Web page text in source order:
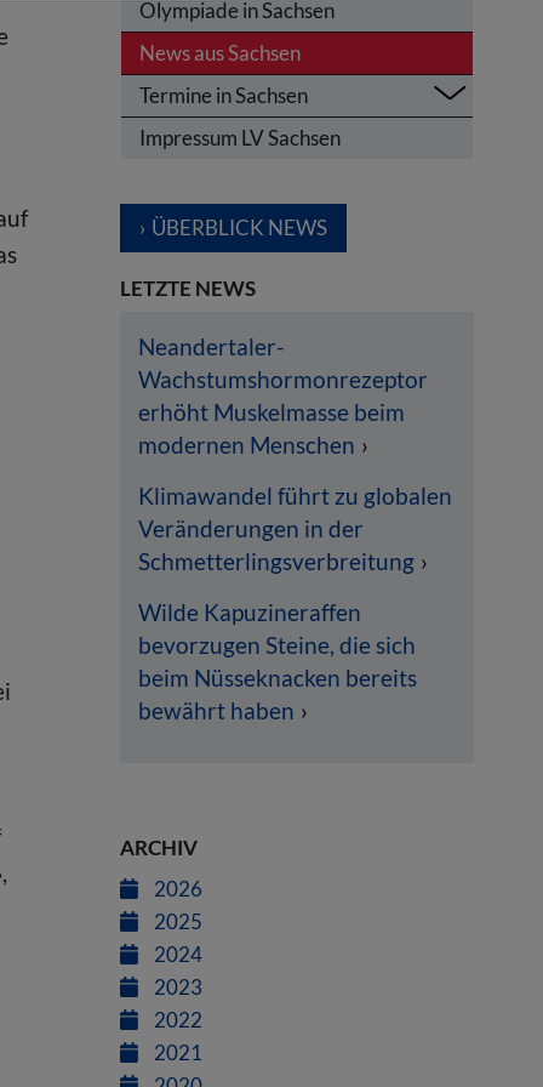
Olympiade in Sachsen
News aus Sachsen
Termine in Sachsen
Impressum LV Sachsen
ÜBERBLICK NEWS
LETZTE NEWS
Neandertaler-
Wachstumshormonrezeptor
erhöht Muskelmasse beim
modernen Menschen
Klimawandel führt zu globalen
Veränderungen in der
Schmetterlingsverbreitung
Wilde Kapuzineraffen
bevorzugen Steine, die sich
beim Nüsseknacken bereits
bewährt haben
ARCHIV
2026
2025
2024
2023
2022
2021